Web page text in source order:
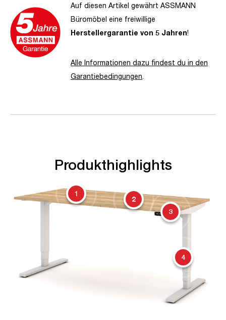
Auf diesen Artikel gewährt ASSMANN
Büromöbel eine freiwillige
Herstellergarantie von 5 Jahren!
Alle Informationen dazu findest du in den
Garantiebedingungen.
Produkthighlights
1
2
3
4